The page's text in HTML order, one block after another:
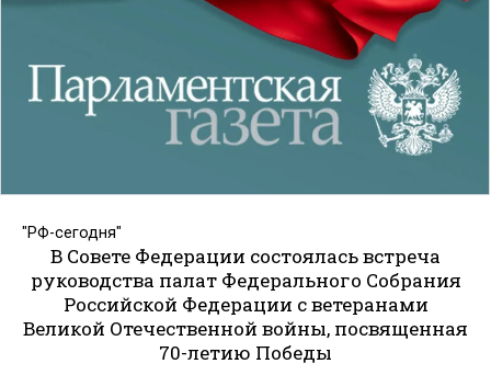
"РФ-сегодня"
В Совете Федерации состоялась встреча
руководства палат Федерального Собрания
Российской Федерации с ветеранами
Великой Отечественной войны, посвященная
70-летию Победы